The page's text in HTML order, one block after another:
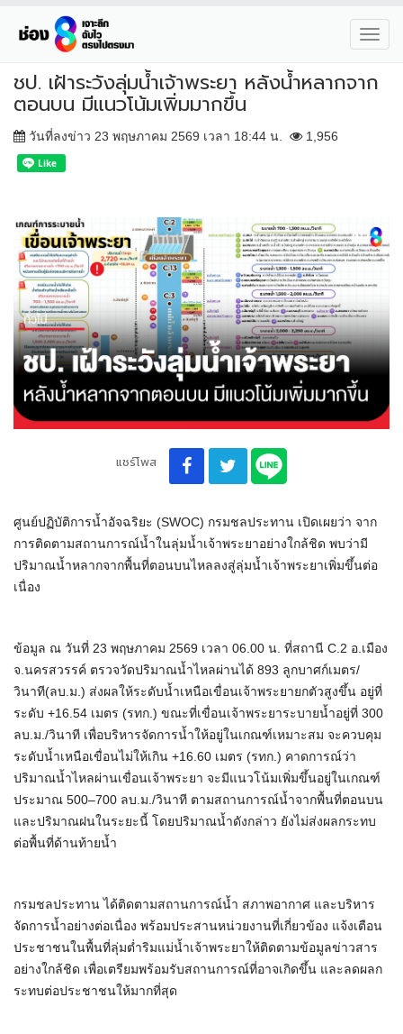
ชป. เฝ้าระวังลุ่มน้ำเจ้าพระยา หลังน้ำหลากจาก
ตอนบน มีแนวโน้มเพิ่มมากขึ้น
วันที่ลงข่าว 23 พฤษภาคม 2569 เวลา 18:44 น. 1,956
แชร์โพส
ศูนย์ปฏิบัติการน้ำอัจฉริยะ (SWOC) กรมชลประทาน เปิดเผยว่า จาก
การติดตามสถานการณ์น้ำในลุ่มน้ำเจ้าพระยาอย่างใกล้ชิด พบว่ามี
ปริมาณน้ำหลากจากพื้นที่ตอนบนไหลลงสู่ลุ่มน้ำเจ้าพระยาเพิ่มขึ้นต่อ
เนื่อง
ข้อมูล ณ วันที่ 23 พฤษภาคม 2569 เวลา 06.00 น. ที่สถานี C.2 อ.เมือง
จ.นครสวรรค์ ตรวจวัดปริมาณน้ำไหลผ่านได้ 893 ลูกบาศก์เมตร/
วินาที(ลบ.ม.) ส่งผลให้ระดับน้ำเหนือเขื่อนเจ้าพระยายกตัวสูงขึ้น อยู่ที่
ระดับ +16.54 เมตร (รทก.) ขณะที่เขื่อนเจ้าพระยาระบายน้ำอยู่ที่ 300
ลบ.ม./วินาที เพื่อบริหารจัดการน้ำให้อยู่ในเกณฑ์เหมาะสม จะควบคุม
ระดับน้ำเหนือเขื่อนไม่ให้เกิน +16.60 เมตร (รทก.) คาดการณ์ว่า
ปริมาณน้ำไหลผ่านเขื่อนเจ้าพระยา จะมีแนวโน้มเพิ่มขึ้นอยู่ในเกณฑ์
ประมาณ 500–700 ลบ.ม./วินาที ตามสถานการณ์น้ำจากพื้นที่ตอนบน
และปริมาณฝนในระยะนี้ โดยปริมาณน้ำดังกล่าว ยังไม่ส่งผลกระทบ
ต่อพื้นที่ด้านท้ายน้ำ
กรมชลประทาน ได้ติดตามสถานการณ์น้ำ สภาพอากาศ และบริหาร
จัดการน้ำอย่างต่อเนื่อง พร้อมประสานหน่วยงานที่เกี่ยวข้อง แจ้งเตือน
ประชาชนในพื้นที่ลุ่มต่ำริมแม่น้ำเจ้าพระยาให้ติดตามข้อมูลข่าวสาร
อย่างใกล้ชิด เพื่อเตรียมพร้อมรับสถานการณ์ที่อาจเกิดขึ้น และลดผลก
ระทบต่อประชาชนให้มากที่สุด